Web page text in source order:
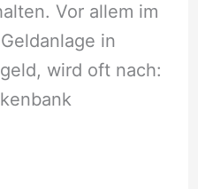
Vor allem im
in
wird oft nach: